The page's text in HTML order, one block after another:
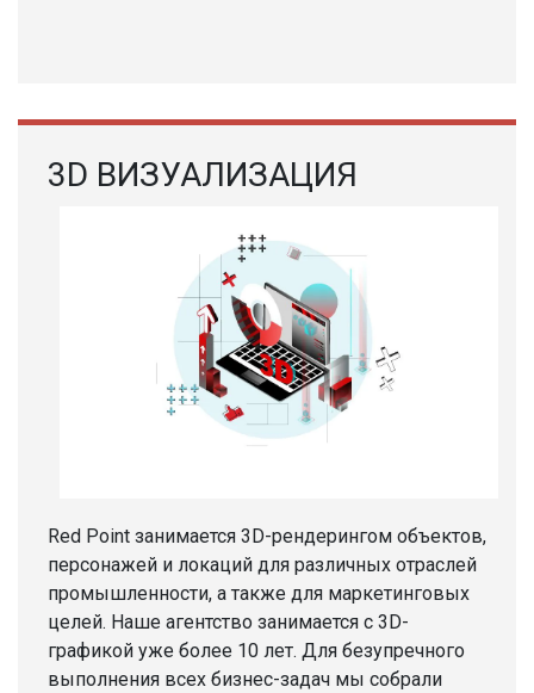
3D ВИЗУАЛИЗАЦИЯ
Red Point занимается 3D-рендерингом объектов,
персонажей и локаций для различных отраслей
промышленности, а также для маркетинговых
целей. Наше агентство занимается с 3D-
графикой уже более 10 лет. Для безупречного
выполнения всех бизнес-задач мы собрали